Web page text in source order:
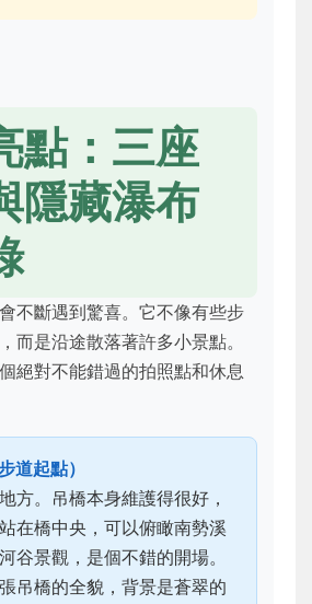
點：三座
隱藏瀑布
不斷遇到驚喜。它不像有些步
而是沿途散落著許多小景點。
絕對不能錯過的拍照點和休息
道起點）
方。吊橋本身維護得很好，
在橋中央，可以俯瞰南勢溪
谷景觀，是個不錯的開場。
吊橋的全貌，背景是蒼翠的